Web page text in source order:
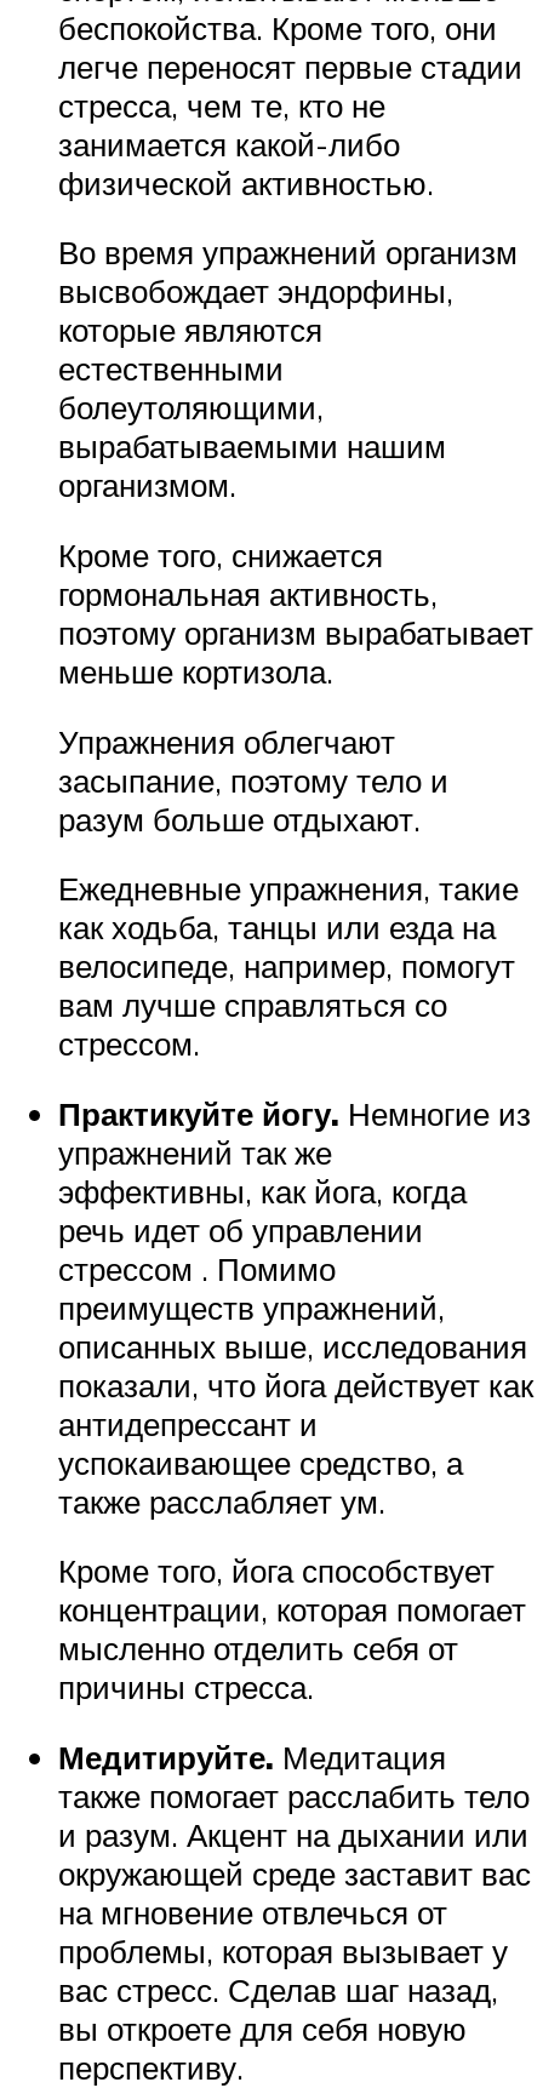
беспокойства. Кроме того, они
легче переносят первые стадии
стресса, чем те, кто не
занимается какой-либо
физической активностью.
Во время упражнений организм
высвобождает эндорфины,
которые являются
естественными
болеутоляющими,
вырабатываемыми нашим
организмом.
Кроме того, снижается
гормональная активность,
поэтому организм вырабатывает
меньше кортизола.
Упражнения облегчают
засыпание, поэтому тело и
разум больше отдыхают.
Ежедневные упражнения, такие
как ходьба, танцы или езда на
велосипеде, например, помогут
вам лучше справляться со
стрессом.
Практикуйте йогу. Немногие из
упражнений так же
эффективны, как йога, когда
речь идет об управлении
стрессом . Помимо
преимуществ упражнений,
описанных выше, исследования
показали, что йога действует как
антидепрессант и
успокаивающее средство, а
также расслабляет ум.
Кроме того, йога способствует
концентрации, которая помогает
мысленно отделить себя от
причины стресса.
Медитируйте. Медитация
также помогает расслабить тело
и разум. Акцент на дыхании или
окружающей среде заставит вас
на мгновение отвлечься от
проблемы, которая вызывает у
вас стресс. Сделав шаг назад,
вы откроете для себя новую
перспективу.